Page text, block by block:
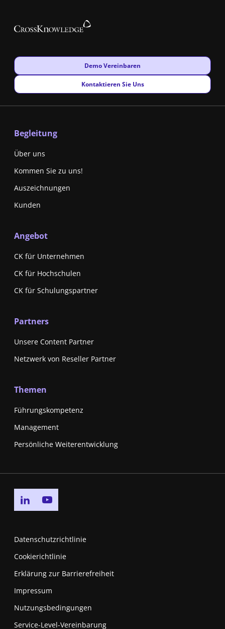
New window
Demo Vereinbaren
New window
Kontaktieren Sie Uns
Begleitung
Über uns
Kommen Sie zu uns!
Auszeichnungen
Kunden
Angebot
CK für Unternehmen
CK für Hochschulen
CK für Schulungspartner
Partners
Unsere Content Partner
Netzwerk von Reseller Partner
Themen
Führungskompetenz
Management
Persönliche Weiterentwicklung
Go to linkedin page
Datenschutzrichtlinie
Cookierichtlinie
Erklärung zur Barrierefreiheit
Impressum
Nutzungsbedingungen
New window
Service-Level-Vereinbarung